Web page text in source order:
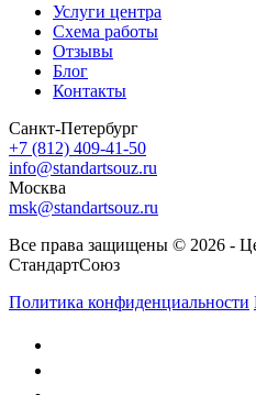
Услуги центра
Схема работы
Отзывы
Блог
Контакты
Санкт-Петербург
+7 (812) 409-41-50
info@standartsouz.ru
Москва
msk@standartsouz.ru
Все права защищены © 2026 -
СтандартСоюз
Политика конфиденциальности